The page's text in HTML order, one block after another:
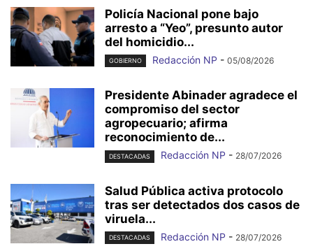
Policía Nacional pone bajo
arresto a “Yeo”, presunto autor
del homicidio...
GOBIERNO Redacción NP - 05/08/2026
Presidente Abinader agradece el
compromiso del sector
agropecuario; afirma
reconocimiento de...
DESTACADAS Redacción NP - 28/07/2026
Salud Pública activa protocolo
tras ser detectados dos casos de
viruela...
DESTACADAS Redacción NP - 28/07/2026